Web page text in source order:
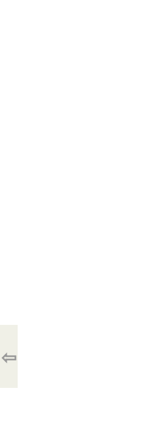
⇦